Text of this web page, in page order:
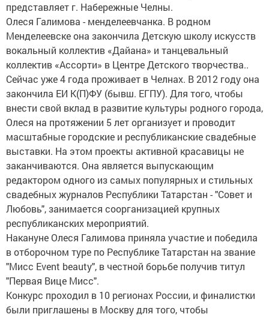
представляет г. Набережные Челны.
Олеся Галимова - менделеевчанка. В родном
Менделеевске она закончила Детскую школу искусств
вокальный коллектив «Дайана» и танцевальный
коллектив «Ассорти» в Центре Детского творчества..
Сейчас уже 4 года проживает в Челнах. В 2012 году она
закончила ЕИ К(П)ФУ (бывш. ЕГПУ). Для того, чтобы
внести свой вклад в развитие культуры родного города,
Олеся на протяжении 5 лет организует и проводит
масштабные городские и республиканские свадебные
выставки. На этом проекты активной красавицы не
заканчиваются. Она является выпускающим
редактором одного из самых популярных и стильных
свадебных журналов Республики Татарстан - "Совет и
Любовь", занимается соорганизацией крупных
республиканских мероприятий.
Накануне Олеся Галимова приняла участие и победила
в отборочном туре по Республике Татарстан на звание
"Мисс Event beauty", в честной борьбе получив титул
"Первая Вице Мисс".
Конкурс проходил в 10 регионах России, и финалистки
были приглашены в Москву для того, чтобы